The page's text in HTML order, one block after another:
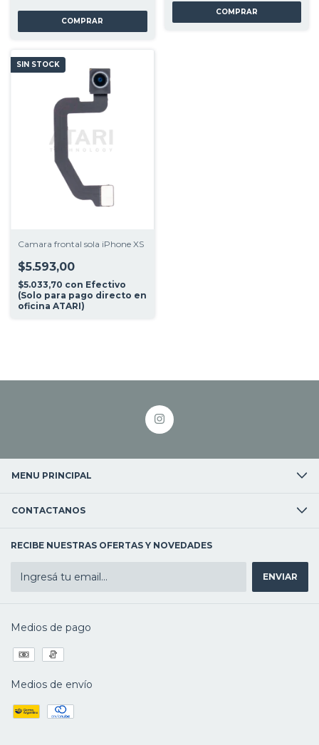
SIN STOCK
Camara frontal sola iPhone XS
$5.593,00
$5.033,70 con Efectivo
(Solo para pago directo en
oficina ATARI)
MENU PRINCIPAL
CONTACTANOS
RECIBE NUESTRAS OFERTAS Y NOVEDADES
Medios de pago
Medios de envío